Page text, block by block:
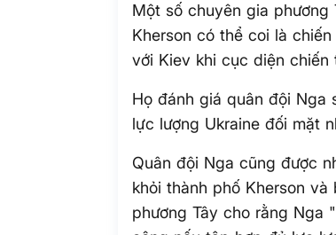
Một số chuyên gia
Kherson có thể coi là
với Kiev khi cục diện chiến
Họ đánh giá quân đội Nga
lực lượng Ukraine đối mặt
Quân đội Nga cũng được
khỏi thành phố Kherson
phương Tây cho rằng Nga